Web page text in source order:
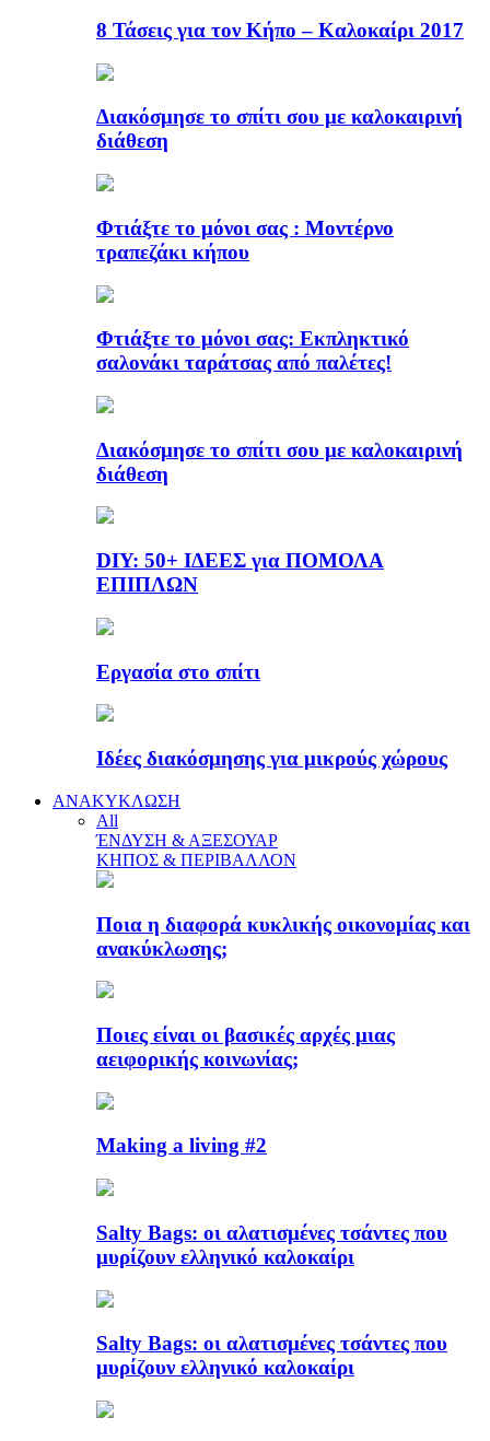
8 Τάσεις για τον Κήπο – Καλοκαίρι 2017
Διακόσμησε το σπίτι σου με καλοκαιρινή
διάθεση
Φτιάξτε το μόνοι σας : Μοντέρνο
τραπεζάκι κήπου
Φτιάξτε το μόνοι σας: Εκπληκτικό
σαλονάκι ταράτσας από παλέτες!
Διακόσμησε το σπίτι σου με καλοκαιρινή
διάθεση
DIY: 50+ ΙΔΕΕΣ για ΠΟΜΟΛΑ
ΕΠΙΠΛΩΝ
Εργασία στο σπίτι
Ιδέες διακόσμησης για μικρούς χώρους
ΑΝΑΚΥΚΛΩΣΗ
All
ΈΝΔΥΣΗ & ΑΞΕΣΟΥΑΡ
ΚΗΠΟΣ & ΠΕΡΙΒΑΛΛΟΝ
Ποια η διαφορά κυκλικής οικονομίας και
ανακύκλωσης;
Ποιες είναι οι βασικές αρχές μιας
αειφορικής κοινωνίας;
Making a living #2
Salty Bags: οι αλατισμένες τσάντες που
μυρίζουν ελληνικό καλοκαίρι
Salty Bags: οι αλατισμένες τσάντες που
μυρίζουν ελληνικό καλοκαίρι